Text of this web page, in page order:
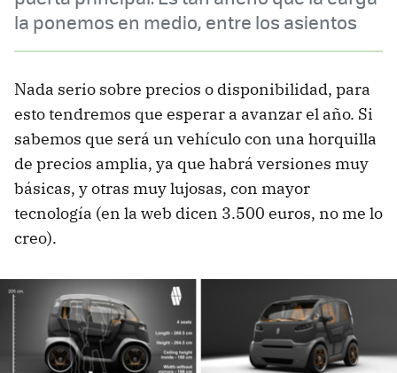
la ponemos en medio, entre los asientos
Nada serio sobre precios o disponibilidad, para
esto tendremos que esperar a avanzar el año. Si
sabemos que será un vehículo con una horquilla
de precios amplia, ya que habrá versiones muy
básicas, y otras muy lujosas, con mayor
tecnología (en la web dicen 3.500 euros, no me lo
creo).